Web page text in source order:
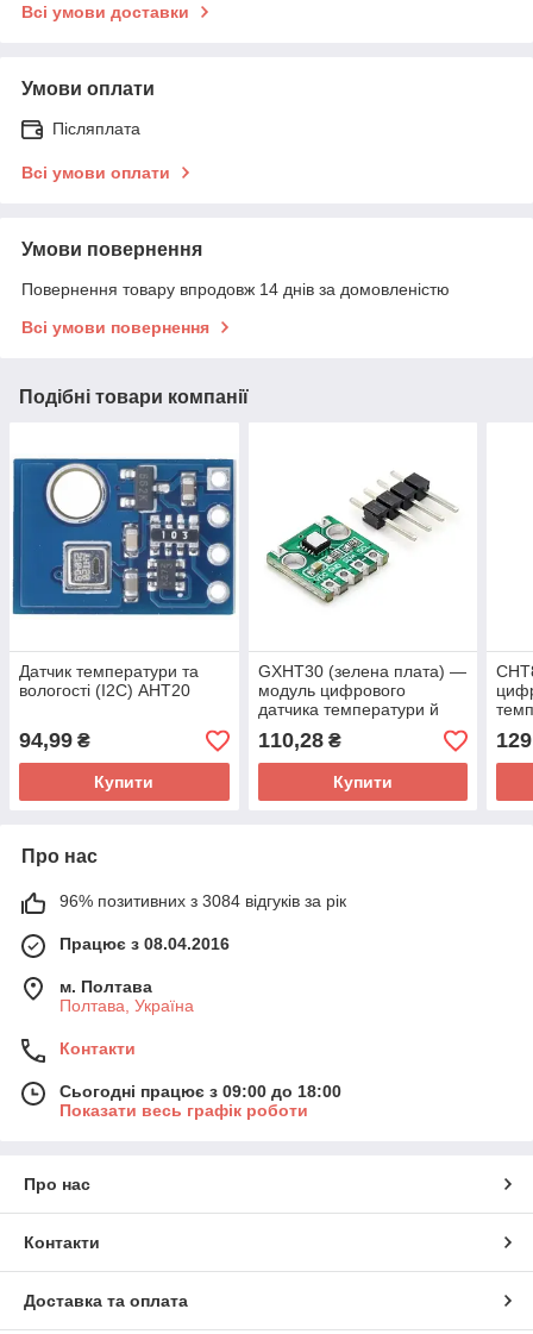
Всі умови доставки
Умови оплати
Післяплата
Всі умови оплати
Умови повернення
Повернення товару впродовж 14 днів за домовленістю
Всі умови повернення
Подібні товари компанії
Датчик температури та
вологості (I2C) AHT20
94,99 ₴
Купити
GXHT30 (зелена плата) —
модуль цифрового
датчика температури й
вологості SHT30, I2C
інтерфейс, 2.2–5.5 В
110,28₴
Купити
Про нас
96% позитивних з 3084 відгуків за рік
Працює з 08.04.2016
м. Полтава
Полтава, Україна
Контакти
Сьогодні працює з 09:00 до 18:00
Показати весь графік роботи
Про нас
Контакти
Доставка та оплата